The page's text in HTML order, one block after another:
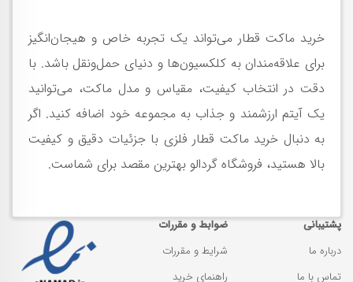
خرید ماکت قطار می‌تواند یک تجربه خاص و هیجان‌انگیز
برای علاقه‌مندان به کلکسیون‌ها و دنیای حمل‌ونقل باشد. با
دقت در انتخاب کیفیت، مقیاس و مدل ماکت، می‌توانید
یک آیتم ارزشمند و جذاب به مجموعه خود اضافه کنید. اگر
به دنبال خرید ماکت قطار فلزی با جزئیات دقیق و کیفیت
بالا هستید، فروشگاه گردالو بهترین مقصد برای شماست.
پشتیبانی
درباره ما
تماس با ما
ضوابط و مقررات
شرایط و مقررات
راهنمای خرید